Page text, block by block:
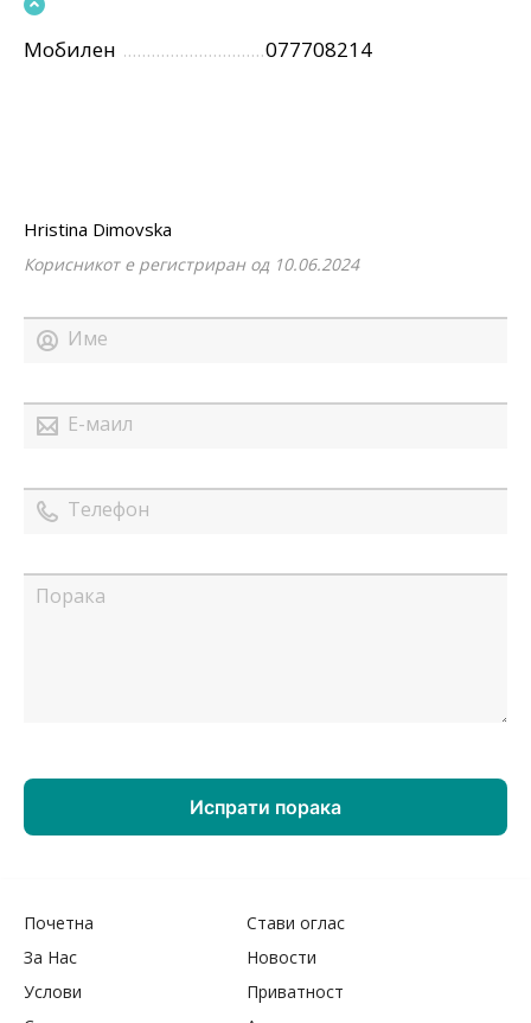
Мобилен 077708214
Hristina Dimovska
Корисникот е регистриран од 10.06.2024
Почетна
Стави оглас
За Нас
Новости
Услови
Приватност